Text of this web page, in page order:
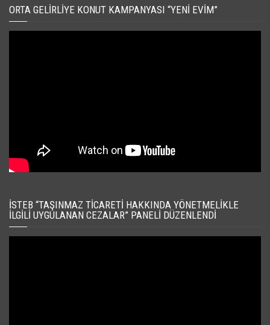
ORTA GELIRLIYE KONUT KAMPANYASI “YENI EVIM”
İSTEB “TAŞINMAZ TICARETI HAKKINDA YÖNETMELIKLE
İLGILI UYGULANAN CEZALAR” PANELI DÜZENLENDI